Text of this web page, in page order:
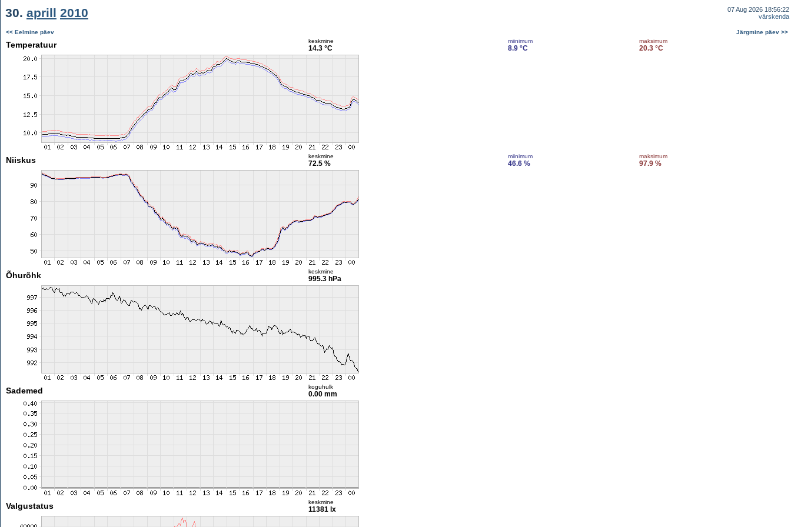
30. aprill 2010
07 Aug 2026 18:56:22
värskenda
<< Eelmine päev Järgmine päev >>
Temperatuur keskmine
14.3 °C
miinimum
8.9 °C
maksimum
20.3 °C
Niiskus keskmine
72.5 %
miinimum
46.6 %
maksimum
97.9 %
Õhurõhk keskmine
995.3 hPa
Sademed koguhulk
0.00 mm
Valgustatus keskmine
11381 lx